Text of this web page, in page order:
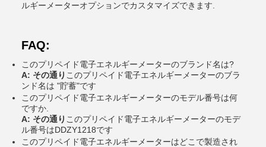
ルギーメーターオプションでカスタマイズできます.
FAQ:
このプリペイド電子エネルギーメーターのブランド名は?
A: その通り このプリペイド電子エネルギーメーターのブラ
ンド名は "貯蓄"です
このプリペイド電子エネルギーメーターのモデル番号は何
ですか.
A: その通り このプリペイド電子エネルギーメーターのモデ
ル番号はDDZY1218です
このプリペイド電子エネルギーメーターはどこで製造され